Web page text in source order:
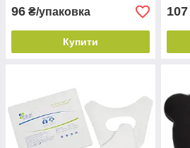
96 ₴/упаковка
Купити
107